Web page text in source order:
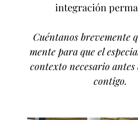
integración
Cuéntanos brevemente
mente para que el
contexto necesario
contigo.